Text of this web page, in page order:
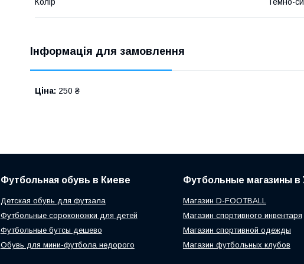
Колір Темно-
Інформація для замовлення
Ціна: 250 ₴
Футбольная обувь в Киеве
Детская обувь для футзала
Футбольные сороконожки для детей
Футбольные бутсы дешево
Обувь для мини-футбола недорого
Футбольные магазины в
Магазин D-FOOTBALL
Магазин спортивного инвентаря
Магазин спортивной одежды
Магазин футбольных клубов